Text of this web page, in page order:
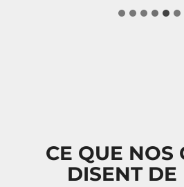
CE QUE NOS
DISENT DE